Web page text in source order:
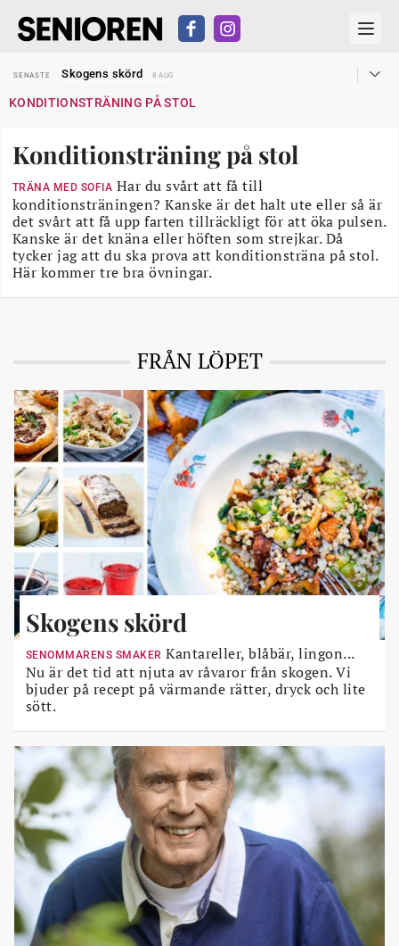
SENASTE
Skogens skörd
8 AUG
SENASTE
Reform för äldre kan bli slag i luften
SENASTE
Snart kan telefonförsäljning förbjudas i Sverige
SENASTE
Hyror rusar ifrån äldres bostadstillägg
28 JUL
SENASTE
Skogens skörd 8 AUG
KONDITIONSTRÄNING PÅ STOL
Konditionsträning på stol
TRÄNA MED SOFIA Har du svårt att få till
konditionsträningen? Kanske är det halt ute eller så är
det svårt att få upp farten tillräckligt för att öka pulsen.
Kanske är det knäna eller höften som strejkar. Då
tycker jag att du ska prova att konditionsträna på stol.
Här kommer tre bra övningar.
FRÅN LÖPET
Skogens skörd
SENOMMARENS SMAKER Kantareller, blåbär, lingon...
Nu är det tid att njuta av råvaror från skogen. Vi
bjuder på recept på värmande rätter, dryck och lite
sött.